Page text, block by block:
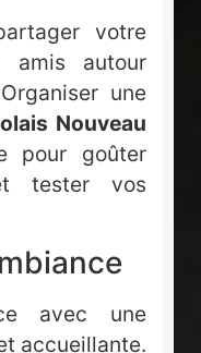
votre
amis autour
une
Nouveau
pour goûter
tester vos
avec une
accueillante.